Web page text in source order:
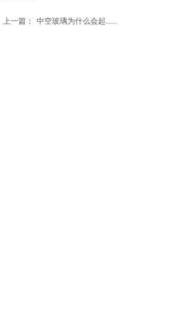
上一篇：
中空玻璃为什么会起......